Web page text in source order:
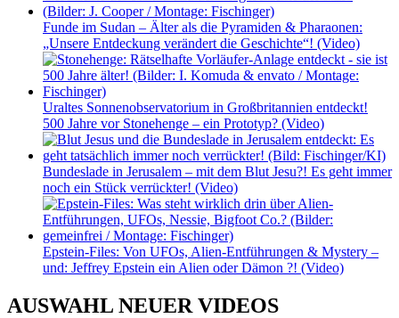
Funde im Sudan – Älter als die Pyramiden & Pharaonen:
„Unsere Entdeckung verändert die Geschichte“! (Video)
Uraltes Sonnenobservatorium in Großbritannien entdeckt!
500 Jahre vor Stonehenge – ein Prototyp? (Video)
Bundeslade in Jerusalem – mit dem Blut Jesu?! Es geht immer
noch ein Stück verrückter! (Video)
Epstein-Files: Von UFOs, Alien-Entführungen & Mystery –
und: Jeffrey Epstein ein Alien oder Dämon ?! (Video)
AUSWAHL NEUER VIDEOS